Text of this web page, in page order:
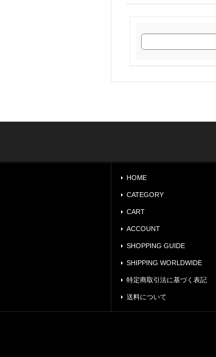
HOME
CATEGORY
CART
ACCOUNT
SHOPPING GUIDE
SHIPPING WORLDWIDE
特定商取引法に基づく表記
送料について